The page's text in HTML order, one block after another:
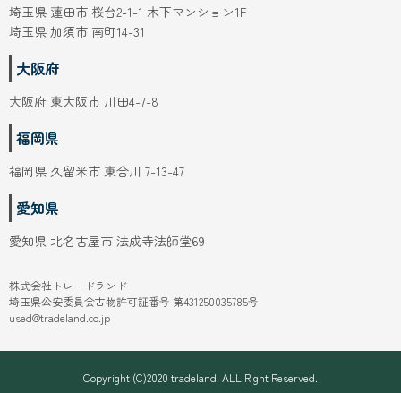
埼玉県 蓮田市 桜台2-1-1 木下マンション1F
埼玉県 加須市 南町14-31
大阪府
大阪府 東大阪市 川田4-7-8
福岡県
福岡県 久留米市 東合川 7-13-47
愛知県
愛知県 北名古屋市 法成寺法師堂69
株式会社トレードランド
埼玉県公安委員会古物許可証番号 第431250035785号
used@tradeland.co.jp
Copyright (C)2020 tradeland. ALL Right Reserved.